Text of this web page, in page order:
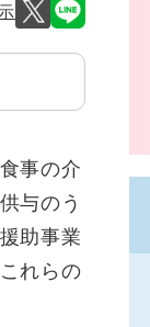
事の介
与のう
助事業
れらの